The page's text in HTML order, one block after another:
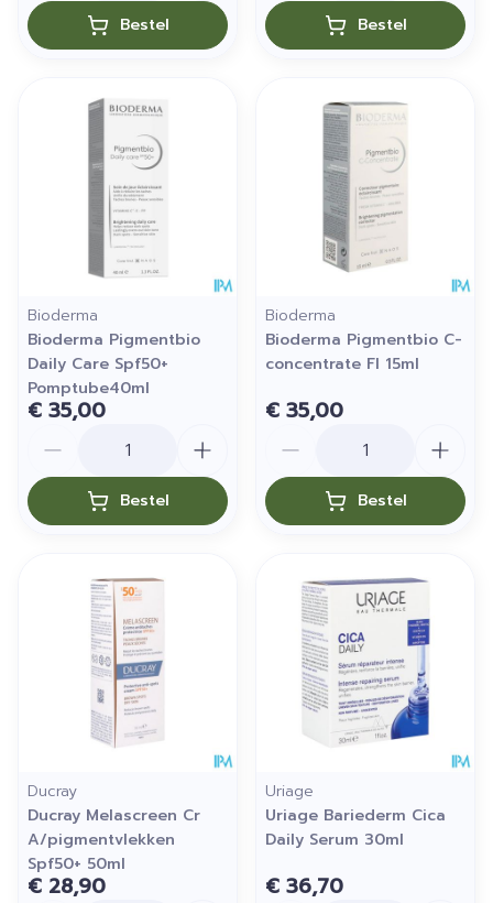
Bestel Bestel
Bioderma
Bioderma Pigmentbio
Daily Care Spf50+
Pomptube40ml
€ 35,00
Bestel
Bioderma
Bioderma Pigmentbio C-
concentrate Fl 15ml
€ 35,00
Bestel
Ducray
Ducray Melascreen Cr
A/pigmentvlekken
Spf50+ 50ml
€ 28,90
Uriage
Uriage Bariederm Cica
Daily Serum 30ml
€ 36,70